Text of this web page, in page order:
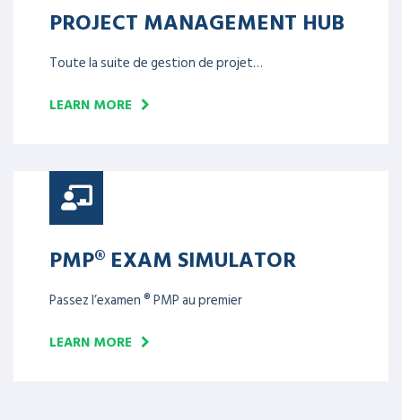
PROJECT MANAGEMENT HUB
Toute la suite de gestion de projet…
LEARN MORE
PMP® EXAM SIMULATOR
Passez l’examen ® PMP au premier
LEARN MORE